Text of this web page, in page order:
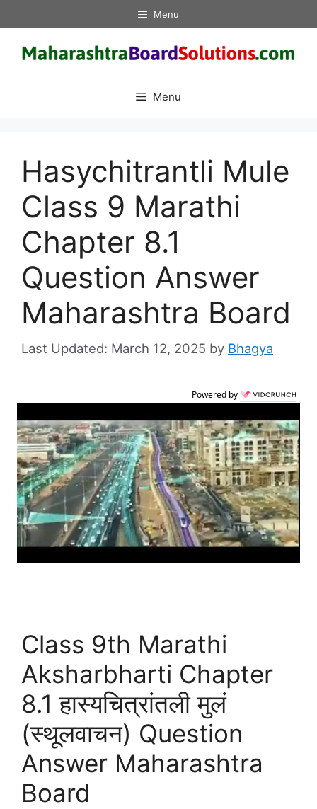
to
content
Menu
Menu
Hasychitrantli Mule
Class 9 Marathi
Chapter 8.1
Question Answer
Maharashtra Board
March 12, 2025 by Bhagya
Powered by
Class 9th Marathi
Aksharbharti Chapter
8.1 हास्यचित्रांतली मुलं
(स्थूलवाचन) Question
Answer Maharashtra
Board